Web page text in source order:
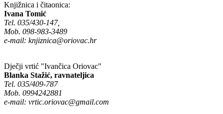
Knjižnica i čitaonica:
Ivana Tomić
Tel. 035/430-147,
Mob. 098-983-3489
e-mail: knjiznica@oriovac.hr
Dječji vrtić "Ivančica Oriovac"
Blanka Stažić, ravnateljica
Tel. 035/409-787
Mob. 0994242881
e-mail: vrtic.oriovac@gmail.com